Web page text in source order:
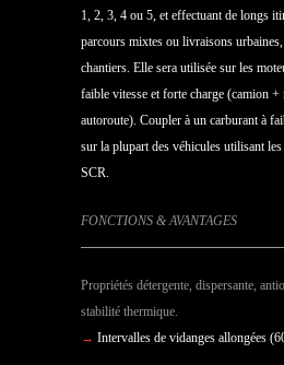
1, 2, 3, 4 ou 5, et effectuant de longs
parcours mixtes ou livraisons
chantiers. Elle sera utilisée sur les
faible vitesse et forte charge (camion +
autoroute). Coupler à un carburant à
sur la plupart des véhicules utilisant
SCR.
FONCTIONS & AVANTAGES
Propriétés détergente, dispersante,
stabilité thermique.
→ Intervalles de vidanges allongées